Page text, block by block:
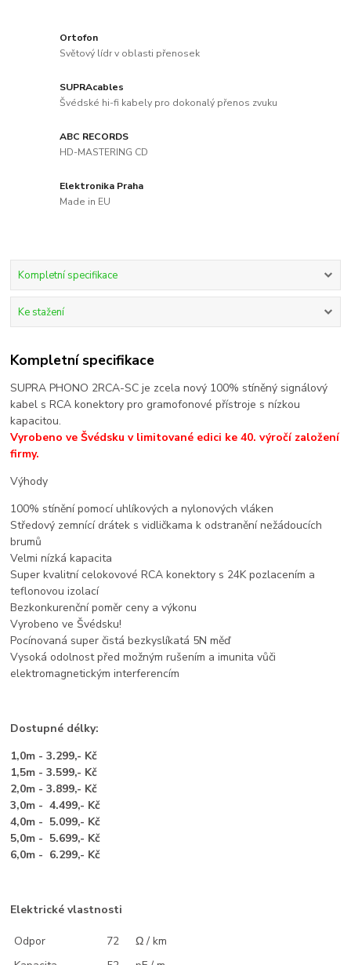
Ortofon
Světový lídr v oblasti přenosek
SUPRAcables
Švédské hi-fi kabely pro dokonalý přenos zvuku
ABC RECORDS
HD-MASTERING CD
Elektronika Praha
Made in EU
Kompletní specifikace
Ke stažení
Kompletní specifikace
SUPRA PHONO 2RCA-SC je zcela nový 100% stíněný signálový
kabel s RCA konektory pro gramofonové přístroje s nízkou
kapacitou.
Vyrobeno ve Švédsku v limitované edici ke 40. výročí založení
firmy.
Výhody
100% stínění pomocí uhlíkových a nylonových vláken
Středový zemnící drátek s vidličkama k odstranění nežádoucích
brumů
Velmi nízká kapacita
Super kvalitní celokovové RCA konektory s 24K pozlacením a
teflonovou izolací
Bezkonkurenční poměr ceny a výkonu
Vyrobeno ve Švédsku!
Pocínovaná super čistá bezkyslíkatá 5N měď
Vysoká odolnost před možným rušením a imunita vůči
elektromagnetickým interferencím
Dostupné délky:
1,0m - 3.299,- Kč
1,5m - 3.599,- Kč
2,0m - 3.899,- Kč
3,0m - 4.499,- Kč
4,0m - 5.099,- Kč
5,0m - 5.699,- Kč
6,0m - 6.299,- Kč
Elektrické vlastnosti
Odpor 72
Ω / km